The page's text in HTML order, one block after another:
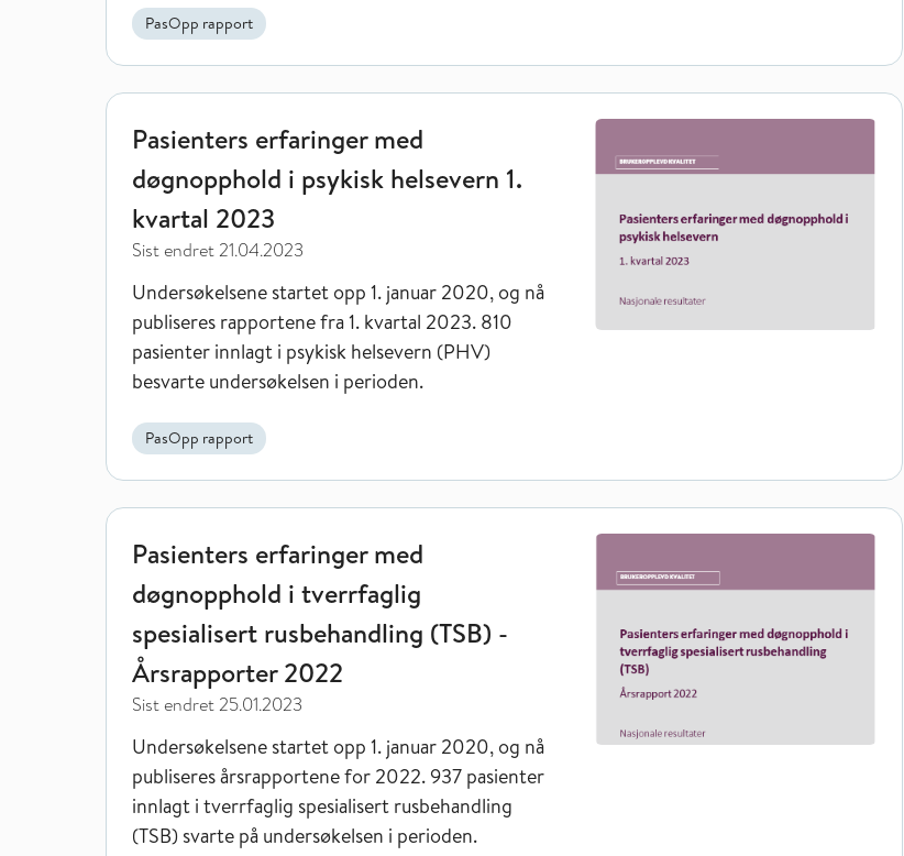
PasOpp rapport
Pasienters erfaringer med døgnopphold i psykisk helsevern 1. kvartal 2023
Pasienters erfaringer med
døgnopphold i psykisk helsevern 1.
kvartal 2023
Sist endret21.04.2023
Undersøkelsene startet opp 1. januar 2020, og nå
publiseres rapportene fra 1. kvartal 2023. 810
pasienter innlagt i psykisk helsevern (PHV)
besvarte undersøkelsen i perioden.
PasOpp rapport
Pasienters erfaringer med døgnopphold i tverrfaglig spesialisert rusbehandling (TSB) - Årsrapporter 2022
Pasienters erfaringer med
døgnopphold i tverrfaglig
spesialisert rusbehandling (TSB) -
Årsrapporter 2022
Sist endret25.01.2023
Undersøkelsene startet opp 1. januar 2020, og nå
publiseres årsrapportene for 2022. 937 pasienter
innlagt i tverrfaglig spesialisert rusbehandling
(TSB) svarte på undersøkelsen i perioden.